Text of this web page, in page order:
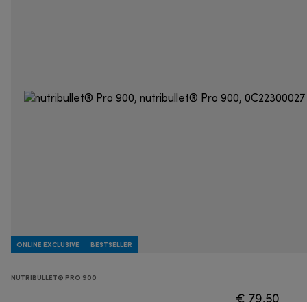
ONLINE EXCLUSIVE BESTSELLER
NUTRIBULLET® PRO 900